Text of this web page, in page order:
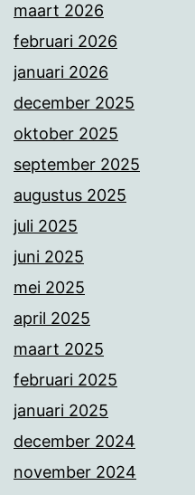
maart 2026
februari 2026
januari 2026
december 2025
oktober 2025
september 2025
augustus 2025
juli 2025
juni 2025
mei 2025
april 2025
maart 2025
februari 2025
januari 2025
december 2024
november 2024